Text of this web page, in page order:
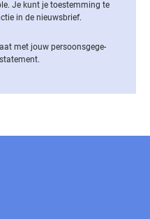
Je kunt je toestemming te
in de nieuwsbrief.
met jouw per­soons­ge­ge­